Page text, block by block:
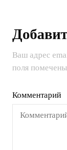
Ваш адрес
поля помечены
Комментарий